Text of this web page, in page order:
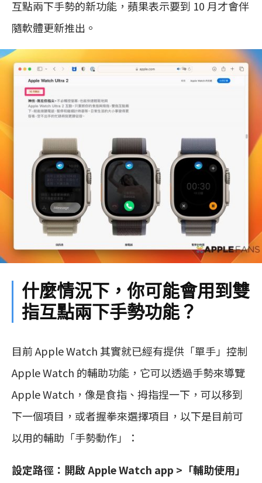
互點兩下手勢的新功能，蘋果表示要到 10 月才會伴
隨軟體更新推出。
什麼情況下，你可能會用到雙
指互點兩下手勢功能？
目前 Apple Watch 其實就已經有提供「單手」控制
Apple Watch 的輔助功能，它可以透過手勢來導覽
Apple Watch，像是食指、拇指捏一下，可以移到
下一個項目，或者握拳來選擇項目，以下是目前可
以用的輔助「手勢動作」：
設定路徑：開啟 Apple Watch app >「輔助使用」